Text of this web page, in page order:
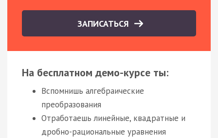
ЗАПИСАТЬСЯ
На бесплатном демо-курсе ты:
Вспомнишь алгебраические
преобразования
Отработаешь линейные, квадратные и
дробно-рациональные уравнения